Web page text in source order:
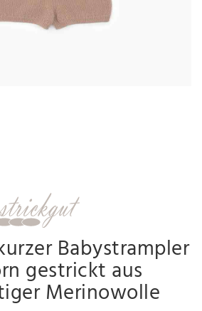
Babystrampler
gestrickt aus
Merinowolle